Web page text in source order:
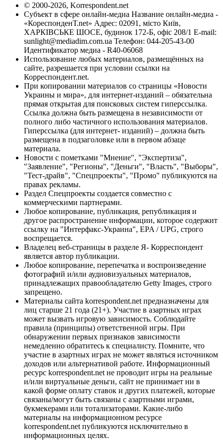
© 2000-2026, Korrespondent.net
Субъект в сфере онлайн-медиа Название онлайн-медиа -
«КореспонденТ.net» Адрес: 02091, місто Київ,
ХАРКІВСЬКЕ ШОСЕ, будинок 172-Б, офіс 208/1 E-mail:
sunlight@mediadim.com.ua Телефон: 044-205-43-00
Идентификатор медиа - R40-06068
Использование любых материалов, размещённых на
сайте, разрешается при условии ссылки на
Корреспондент.net.
При копировании материалов со страницы «Новости
Украины и мира», для интернет-изданий – обязательна
прямая открытая для поисковых систем гиперссылка.
Ссылка должна быть размещена в независимости от
полного либо частичного использования материалов.
Гиперссылка (для интернет- изданий) – должна быть
размещена в подзаголовке или в первом абзаце
материала.
Новости с пометками "Мнение", "Экспертиза",
"Заявление", "Регионы", "Деньги", "Власть", "Выборы",
"Тест-драйв", "Спецпроекты", "Промо" публикуются на
правах рекламы.
Раздел Спецпроекты создается совместно с
коммерческими партнерами.
Любое копирование, публикация, републикация и
другое распространение информации, которое содержит
ссылку на "Интерфакс-Украина", EPA / UPG, строго
воспрещается.
Владелец веб-страницы в разделе Я- Корреспондент
является автор публикации.
Любое копирование, перепечатка и воспроизведение
фотографий и/или аудиовизуальных материалов,
принадлежащих правообладателю Getty Images, строго
запрещено.
Материалы сайта korrespondent.net предназначены для
лиц старше 21 года (21+). Участие в азартных играх
может вызвать игровую зависимость. Соблюдайте
правила (принципы) ответственной игры. При
обнаружении первых признаков зависимости
немедленно обратитесь к специалисту. Помните, что
участие в азартных играх не может являться источником
доходов или альтернативой работе. Информационный
ресурс korrespondent.net не проводит игры на реальные
и/или виртуальные деньги, сайт не принимает ни в
какой форме оплату ставок и других платежей, которые
связаны/могут быть связаны с азартными играми,
букмекерами или тотализаторами. Какие-либо
материалы на информационном ресурсе
korrespondent.net публикуются исключительно в
информационных целях.